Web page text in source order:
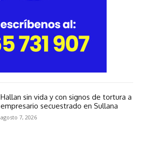
Hallan sin vida y con signos de tortura a
empresario secuestrado en Sullana
agosto 7, 2026